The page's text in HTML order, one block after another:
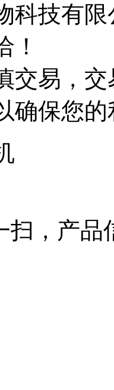
科技有限
！
交易，
确保您
扫，产品